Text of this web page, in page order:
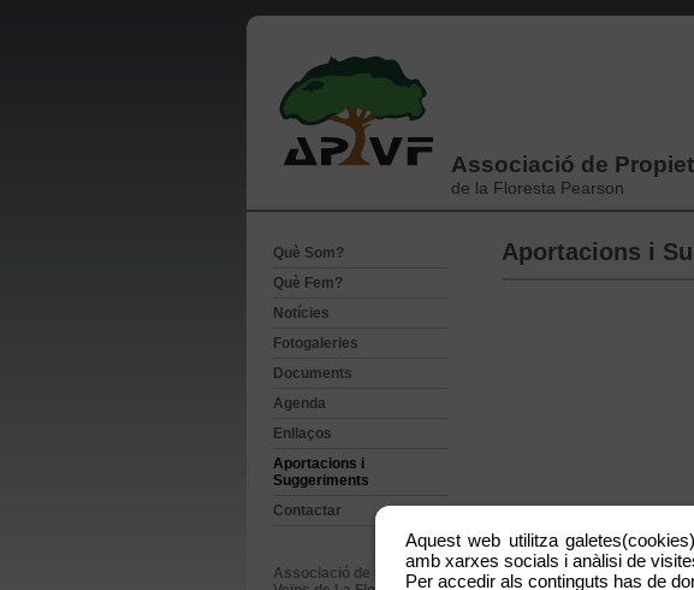
Associació de
de la Floresta Pearson
Què Som?
Què Fem?
Notícies
Fotogaleries
Documents
Agenda
Enllaços
Aportacions i
Suggeriments
Contactar
Associació de Propietaris i
Aportacions i
Aquest web utilitza
amb xarxes socials i anàlisi de
Per accedir als continguts has de